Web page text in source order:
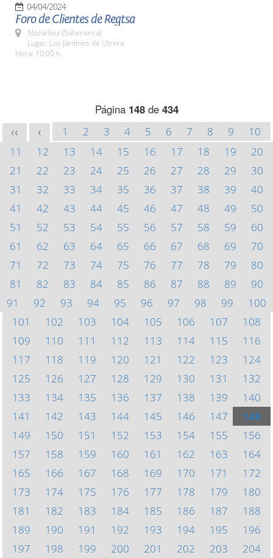
04/04/2024
Foro de Clientes de Regtsa
Mozárbez (Salamanca)
Lugar: Los Jardines de Utrera.
Hora: 10:00 h.
Página 148de 434
<< < 1 2 3 4 5 6 7 8 9
10
11
12 13 14 15 16 17 18 19
20
21
22 23 24 25 26 27 28 29
30
31
32 33 34 35 36 37 38 39
40
41
42 43 44 45 46 47 48 49
50
51
52 53 54 55 56 57 58 59
60
61
62 63 64 65 66 67 68 69
70
71
72 73 74 75 76 77 78 79
80
81
82 83 84 85 86 87 88 89
90
91
92 93 94 95 96 97 98 99
100
101
102 103 104 105 106 107
108
109
110 111 112 113 114 115
116
117
118 119 120 121 122 123
124
125
126 127 128 129 130 131
132
133
134 135 136 137 138 139
140
141
142 143 144 145 146 147
148
149
150 151 152 153 154 155
156
157
158 159 160 161 162 163
164
165
166 167 168 169 170 171
172
173
174 175 176 177 178 179
180
181
182 183 184 185 186 187
188
189
190 191 192 193 194 195
196
197
198 199 200 201 202 203
204